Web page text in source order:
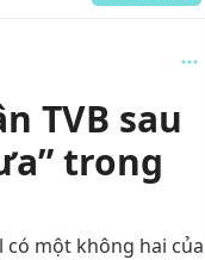
TVB sau
trong
có một không hai của